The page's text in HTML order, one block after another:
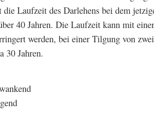
die Laufzeit des Darlehens bei dem
40 Jahren. Die Laufzeit kann mit
werden, bei einer Tilgung von
30 Jahren.